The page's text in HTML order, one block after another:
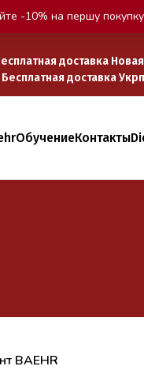
доставка
Бесплатная доставка
ОбучениеКонтакты
BAEHR
-10% на першу